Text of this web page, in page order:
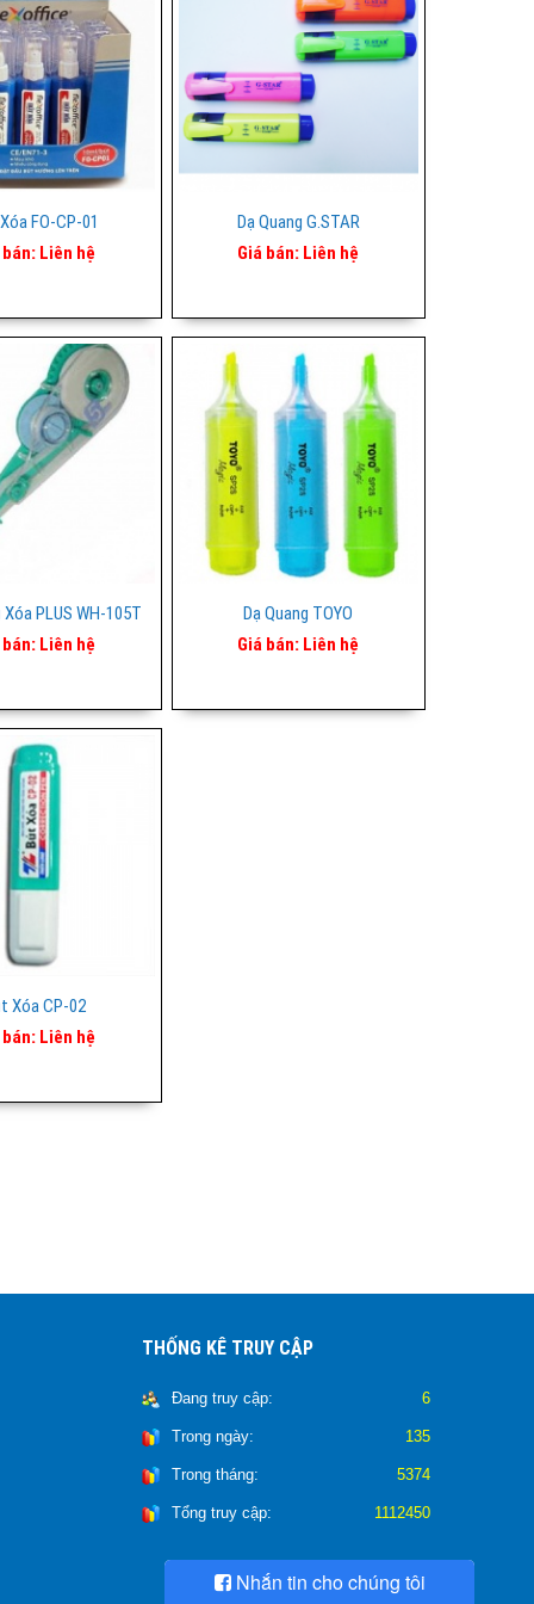
FO-CP-01
bán: Liên hệ
Dạ Quang G.STAR
Giá bán: Liên hệ
PLUS WH-105T
bán: Liên hệ
Dạ Quang TOYO
Giá bán: Liên hệ
Xóa CP-02
bán: Liên hệ
THỐNG KÊ TRUY CẬP
Đang truy cập: 6
Trong ngày: 135
Trong tháng: 5374
Tổng truy cập: 1112450
Nhắn tin cho chúng tôi